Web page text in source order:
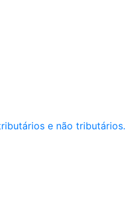
e não tributários.